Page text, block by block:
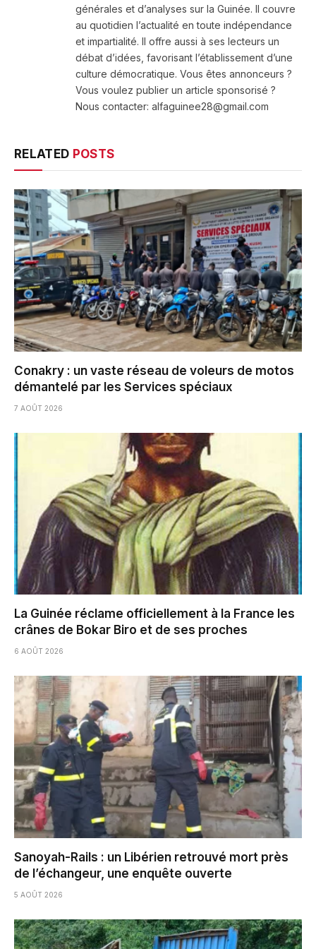
générales et d’analyses sur la Guinée. Il couvre
au quotidien l’actualité en toute indépendance
et impartialité. Il offre aussi à ses lecteurs un
débat d’idées, favorisant l’établissement d’une
culture démocratique. Vous êtes annonceurs ?
Vous voulez publier un article sponsorisé ?
Nous contacter: alfaguinee28@gmail.com
RELATED POSTS
Conakry : un vaste réseau de voleurs de motos
démantelé par les Services spéciaux
7 AOÛT 2026
La Guinée réclame officiellement à la France les
crânes de Bokar Biro et de ses proches
6 AOÛT 2026
Sanoyah-Rails : un Libérien retrouvé mort près
de l’échangeur, une enquête ouverte
5 AOÛT 2026